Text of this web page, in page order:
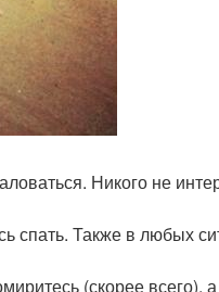
Никого не
спать. Также в любых
(скорее всего),